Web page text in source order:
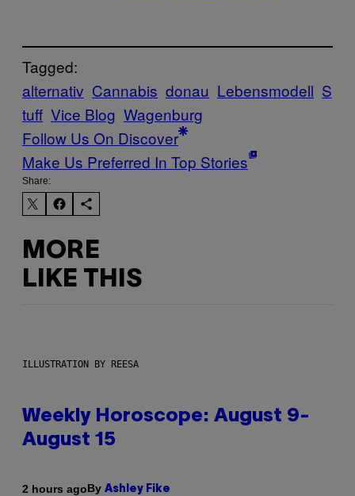
Tagged:
alternativ Cannabis donau Lebensmodell S
tuff Vice Blog Wagenburg
Follow Us On Discover
Make Us Preferred In Top Stories
Share:
MORE
LIKE THIS
ILLUSTRATION BY REESA
Weekly Horoscope: August 9-
August 15
2 hours agoBy Ashley Fike